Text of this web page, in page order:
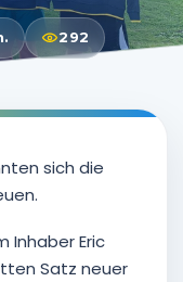
292
sich die
Inhaber Eric
Satz neuer